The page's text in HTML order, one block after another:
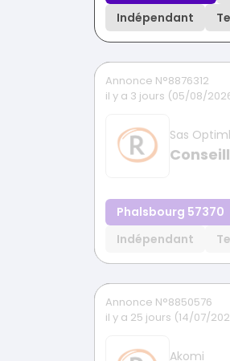
Indépendant
Annonce N°8876312
il y a 3 jours (05/08/
Sas
Phalsbourg 57370
Indépendant
Annonce N°8850576
il y a 25 jours (14/07/
Akomi